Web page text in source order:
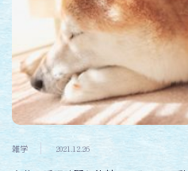
雑学 2021.12.26